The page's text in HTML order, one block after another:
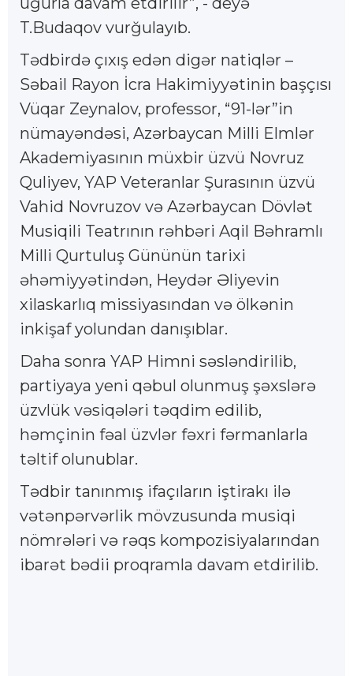
T.Budaqov vurğulayıb.
Tədbirdə çıxış edən digər natiqlər –
Səbail Rayon İcra Hakimiyyətinin başçısı
Vüqar Zeynalov, professor, “91-lər”in
nümayəndəsi, Azərbaycan Milli Elmlər
Akademiyasının müxbir üzvü Novruz
Quliyev, YAP Veteranlar Şurasının üzvü
Vahid Novruzov və Azərbaycan Dövlət
Musiqili Teatrının rəhbəri Aqil Bəhramlı
Milli Qurtuluş Gününün tarixi
əhəmiyyətindən, Heydər Əliyevin
xilaskarlıq missiyasından və ölkənin
inkişaf yolundan danışıblar.
Daha sonra YAP Himni səsləndirilib,
partiyaya yeni qəbul olunmuş şəxslərə
üzvlük vəsiqələri təqdim edilib,
həmçinin fəal üzvlər fəxri fərmanlarla
təltif olunublar.
Tədbir tanınmış ifaçıların iştirakı ilə
vətənpərvərlik mövzusunda musiqi
nömrələri və rəqs kompozisiyalarından
ibarət bədii proqramla davam etdirilib.